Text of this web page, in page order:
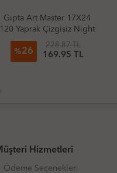
Lügat 365 Lastikli Defter
13X21 80 Yaprak Çizgili
Hemdem
%3
38.75 TL
37.72 TL
Hizmetleri
Ödeme Seçenekleri